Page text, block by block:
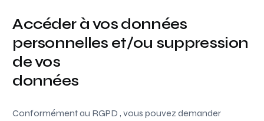
Accéder à vos données
personnelles et/ou suppression
de vos
données
Conformément au RGPD , vous pouvez demander